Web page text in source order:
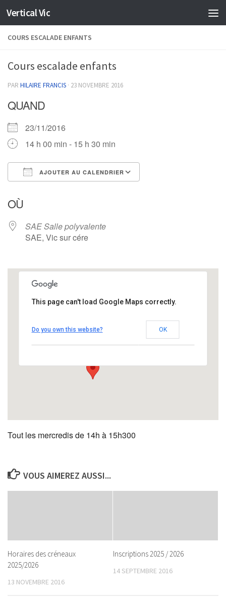
Skip to content
Vertical Vic
COURS ESCALADE ENFANTS
Cours escalade enfants
PAR HILAIRE FRANCIS · 23 NOVEMBRE 2016
QUAND
23/11/2016
14 h 00 min - 15 h 30 min
AJOUTER AU CALENDRIER
OÙ
SAE Salle polyvalente
SAE, Vic sur cére
Évènements
This page can't load Google Maps correctly.
Do you own this website? OK
Tout les mercredis de 14h à 15h300
VOUS AIMEREZ AUSSI...
Horaires des créneaux
2025/2026
13 NOVEMBRE 2016
Inscriptions 2025 / 2026
14 SEPTEMBRE 2016